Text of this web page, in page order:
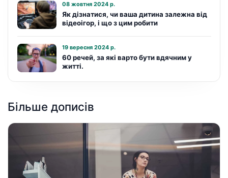
08 жовтня 2024 р.
Як дізнатися, чи ваша дитина залежна від
відеоігор, і що з цим робити
19 вересня 2024 р.
60 речей, за які варто бути вдячним у
житті.
Більше дописів